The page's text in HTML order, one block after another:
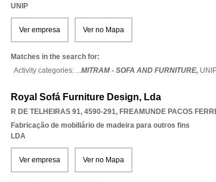
UNIP
Ver empresa Ver no Mapa
Matches in the search for:
Activity categories: ...MITRAM - SOFA AND FURNITURE,
Royal Sofá Furniture Design, Lda
R DE TELHEIRAS 91, 4590-291, FREAMUNDE PACOS
Fabricação de mobiliário de madeira para outros fins
LDA
Ver empresa Ver no Mapa